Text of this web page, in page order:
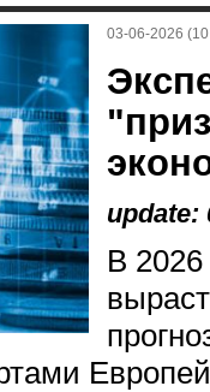
03-06-2026
update:
В 2026